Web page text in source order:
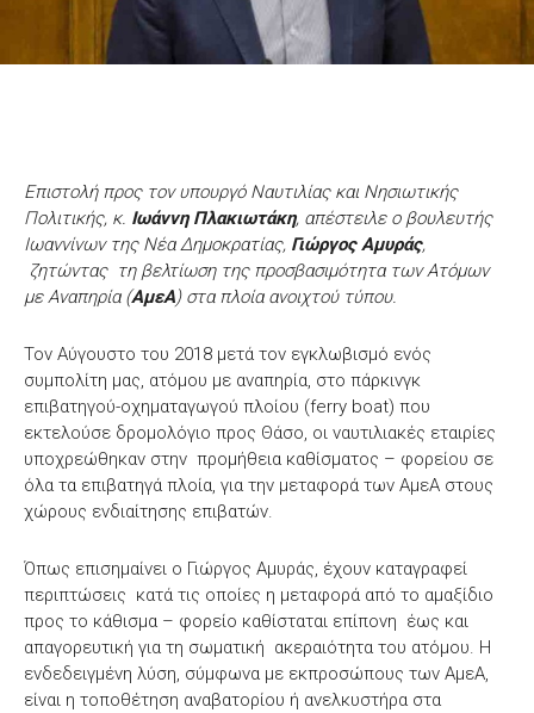
Επιστολή προς τον υπουργό Ναυτιλίας και Νησιωτικής
Πολιτικής, κ. Ιωάννη Πλακιωτάκη, απέστειλε ο βουλευτής
Ιωαννίνων της Νέα Δημοκρατίας, Γιώργος Αμυράς,
ζητώντας τη βελτίωση της προσβασιμότητα των Ατόμων
με Αναπηρία (ΑμεΑ) στα πλοία ανοιχτού τύπου.
Τον Αύγουστο του 2018 μετά τον εγκλωβισμό ενός
συμπολίτη μας, ατόμου με αναπηρία, στο πάρκινγκ
επιβατηγού-οχηματαγωγού πλοίου (ferry boat) που
εκτελούσε δρομολόγιο προς Θάσο, οι ναυτιλιακές εταιρίες
υποχρεώθηκαν στην προμήθεια καθίσματος – φορείου σε
όλα τα επιβατηγά πλοία, για την μεταφορά των ΑμεΑ στους
χώρους ενδιαίτησης επιβατών.
Όπως επισημαίνει ο Γιώργος Αμυράς, έχουν καταγραφεί
περιπτώσεις κατά τις οποίες η μεταφορά από το αμαξίδιο
προς το κάθισμα – φορείο καθίσταται επίπονη έως και
απαγορευτική για τη σωματική ακεραιότητα του ατόμου. Η
ενδεδειγμένη λύση, σύμφωνα με εκπροσώπους των ΑμεΑ,
είναι η τοποθέτηση αναβατορίου ή ανελκυστήρα στα